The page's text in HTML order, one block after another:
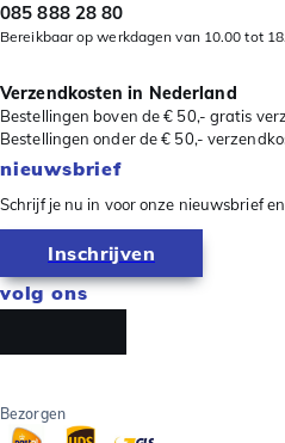
085 888 28 80
Bereikbaar op werkdagen van 10.00 tot
Verzendkosten in Nederland
Bestellingen boven de € 50,- gratis
Bestellingen onder de € 50,-
nieuwsbrief
Schrijf je nu in voor onze nieuwsbrief
Inschrijven
volg ons
Bezorgen